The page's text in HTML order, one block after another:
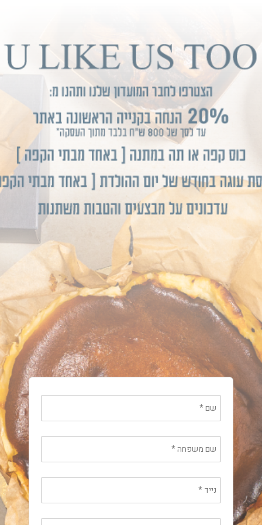
שם*
שם משפחה*
נייד*